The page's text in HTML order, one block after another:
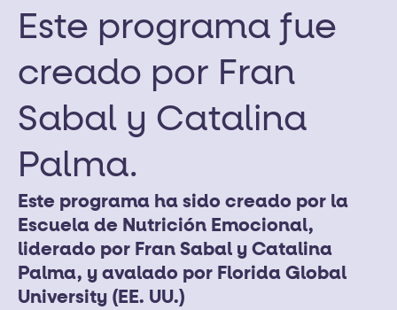
Este programa fue
creado por Fran
Sabal y Catalina
Palma.
Este programa ha sido creado por la
Escuela de Nutrición Emocional,
liderado por Fran Sabal y Catalina
Palma, y avalado por Florida Global
University (EE. UU.)